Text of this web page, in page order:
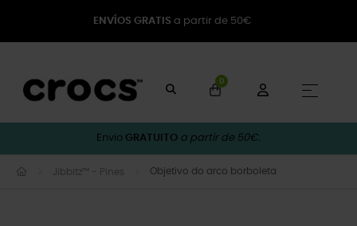
ENVÍOS GRATIS a partir de 50€
0
☰
Envio GRATUITO a partir de 50€.
Jibbitz™ - Pines Objetivo do arco borboleta